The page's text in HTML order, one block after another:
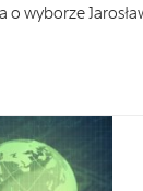
wyborze